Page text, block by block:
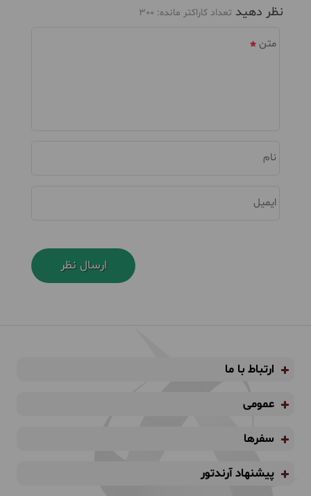
نظر دهید تعداد کاراکتر مانده: 300
متن
نام
ایمیل
ارتباط با ما
عمومی
سفرها
پیشنهاد آرندتور